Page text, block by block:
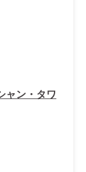
ャン・タワ